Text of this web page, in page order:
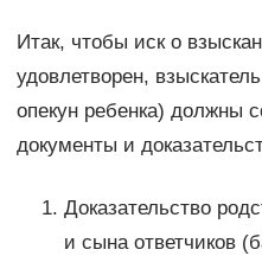
Итак, чтобы иск о
удовлетворен,
опекун ребенка) должны
документы и
Доказательство
и сына ответчиков